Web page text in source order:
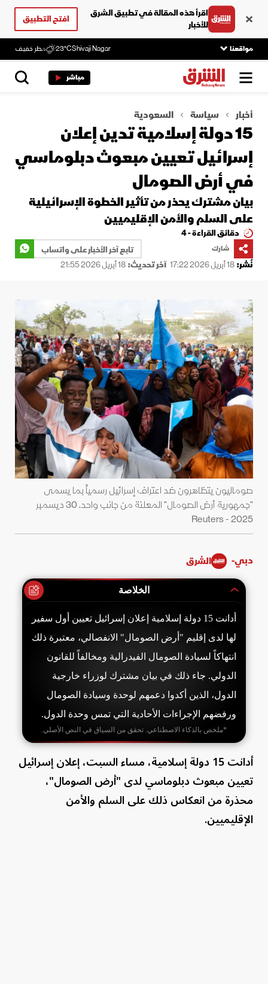
اقرأ هذه المقالة في تطبيق الشرق
للأخبار
افتح التطبيق
مواقعنا Shivaji Nagar
23°C مطر خفيف
مباشر
أخبار سياسة السعودية
15 دولة إسلامية تدين إعلان
إسرائيل تعيين مبعوث دبلوماسي
في أرض الصومال
بيان مشترك يحذر من تأثير الخطوة الإسرائيلية
على السلم والأمن الإقليميين
دقائق القراءة - 4
شارك
تابع آخر الأخبار على واتساب
نُشر:18 أبريل 2026 17:22 آخر تحديث:18 أبريل 2026 21:55
صوماليون يتظاهرون ضد اعتراف إسرائيل رسمياً بما يسمى
"جمهورية أرض الصومال" المعلنة من جانب واحد. 30 ديسمبر
2025 - Reuters
دبي- الشرق
الخلاصة
أدانت 15 دولة إسلامية إعلان إسرائيل تعيين أول سفير
لها لدى إقليم "أرض الصومال" الانفصالي، معتبرة ذلك
انتهاكاً لسيادة الصومال الفيدرالية ومخالفاً للقانون
الدولي. جاء ذلك في بيان مشترك لوزراء خارجية
الدول، الذين أكدوا دعمهم لوحدة وسيادة الصومال
ورفضهم الإجراءات الأحادية التي تمس وحدة الدول.
*ملخص بالذكاء الاصطناعي. تحقق من السياق في النص الأصلي.
أدانت 15 دولة إسلامية، مساء السبت، إعلان إسرائيل
تعيين مبعوث دبلوماسي لدى "أرض الصومال"،
محذرة من انعكاس ذلك على السلم والأمن
الإقليميين.